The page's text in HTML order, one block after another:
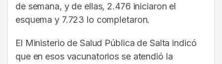
de semana, y de ellas, 2.476 iniciaron el
esquema y 7.723 lo completaron.
El Ministerio de Salud Pública de Salta indicó
que en esos vacunatorios se atendió la